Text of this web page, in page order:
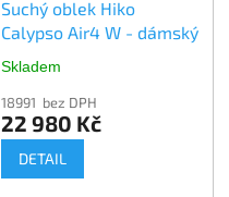
Suchý oblek Hiko
Calypso Air4 W - dámský
Skladem
18991 bez DPH
22 980 Kč
DETAIL